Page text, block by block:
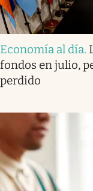
Economía al día.
fondos en julio,
perdido